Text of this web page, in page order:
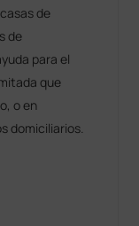
de
de
para el
que
o en
domiciliarios.